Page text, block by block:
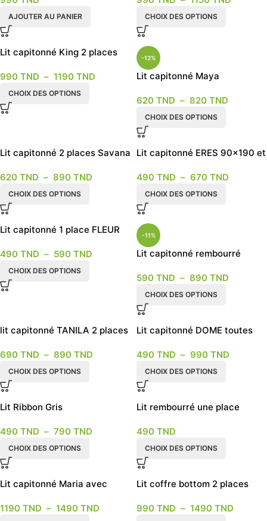
AJOUTER AU PANIER CHOIX DES OPTIONS
Lit capitonné King 2 places
990 TND – 1190 TND
CHOIX DES OPTIONS
-12%
Lit capitonné Maya
620 TND – 820 TND
CHOIX DES OPTIONS
Lit capitonné 2 places Savana
620 TND – 890 TND
CHOIX DES OPTIONS
Lit capitonné ERES 90×190 et
490 TND – 670 TND
CHOIX DES OPTIONS
Lit capitonné 1 place FLEUR
490 TND – 590 TND
CHOIX DES OPTIONS
-11%
Lit capitonné rembourré
590 TND – 890 TND
CHOIX DES OPTIONS
lit capitonné TANILA 2 places
690 TND – 890 TND
CHOIX DES OPTIONS
Lit capitonné DOME toutes
490 TND – 990 TND
CHOIX DES OPTIONS
Lit Ribbon Gris
490 TND – 790 TND
CHOIX DES OPTIONS
Lit rembourré une place
490 TND
CHOIX DES OPTIONS
Lit capitonné Maria avec
1190 TND – 1490 TND
Lit coffre bottom 2 places
990 TND – 1490 TND